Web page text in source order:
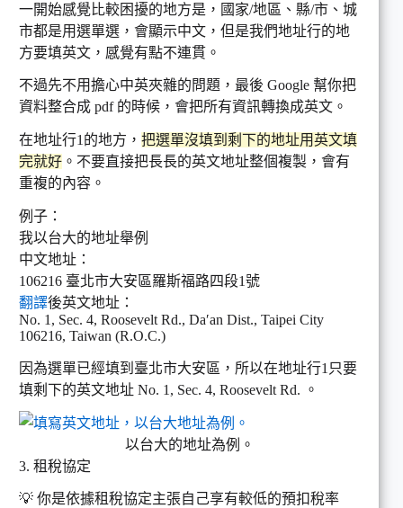
一開始感覺比較困擾的地方是，國家/地區、縣/市、城
市都是用選單選，會顯示中文，但是我們地址行的地
方要填英文，感覺有點不連貫。
不過先不用擔心中英夾雜的問題，最後 Google 幫你把
資料整合成 pdf 的時候，會把所有資訊轉換成英文。
在地址行1的地方， 把選單沒填到剩下的地址用英文填
完就好 。不要直接把長長的英文地址整個複製，會有
重複的內容。
例子：
我以台大的地址舉例
中文地址：
106216 臺北市大安區羅斯福路四段1號
翻譯後英文地址：
No. 1, Sec. 4, Roosevelt Rd., Da′an Dist., Taipei City
106216, Taiwan (R.O.C.)
因為選單已經填到臺北市大安區，所以在地址行1只要
填剩下的英文地址 No. 1, Sec. 4, Roosevelt Rd. 。
以台大的地址為例。
3. 租稅協定
💡 你是依據租稅協定主張自己享有較低的預扣稅率